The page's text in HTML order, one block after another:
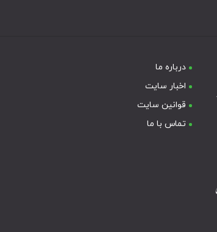
درباره ما
اخبار سایت
قوانین سایت
تماس با ما